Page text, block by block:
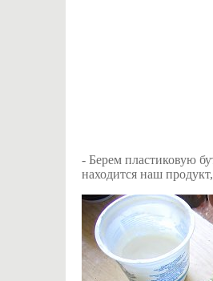
- Берем пластиковую
находится наш